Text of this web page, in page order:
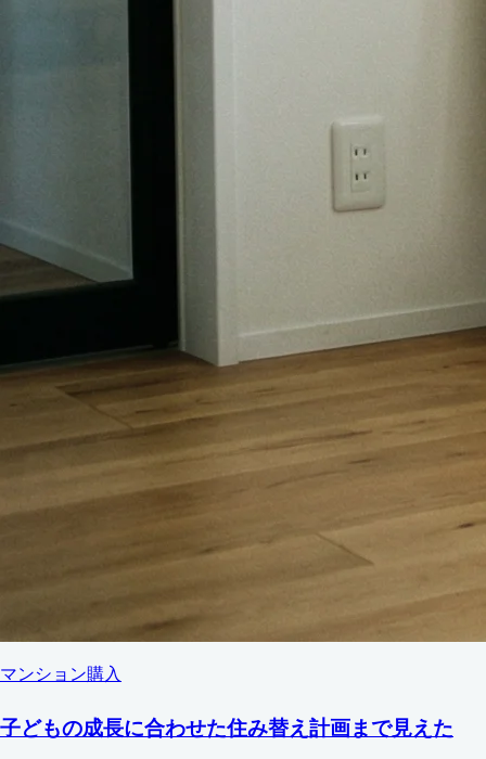
マンション購入
子どもの成長に合わせた住み替え計画まで見えた